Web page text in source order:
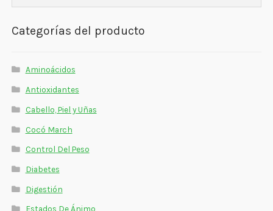
Categorías del producto
Aminoácidos
Antioxidantes
Cabello, Piel y Uñas
Cocó March
Control Del Peso
Diabetes
Digestión
Estados De Ánimo